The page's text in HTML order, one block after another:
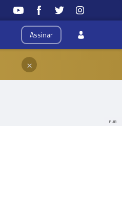
Assinar
×
PUB